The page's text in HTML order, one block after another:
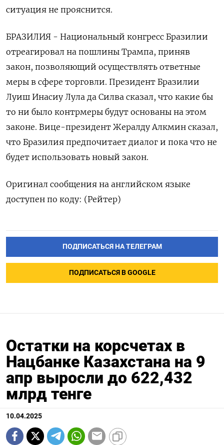
ситуация не прояснится.
БРАЗИЛИЯ - Национальный конгресс Бразилии
отреагировал на пошлины Трампа, приняв
закон, позволяющий осуществлять ответные
меры в сфере торговли. Президент Бразилии
Луиш Инасиу Лула да Силва сказал, что какие бы
то ни было контрмеры будут основаны на этом
законе. Вице-президент Жералду Алкмин сказал,
что Бразилия предпочитает диалог и пока что не
будет использовать новый закон.
Оригинал сообщения на английском языке
доступен по коду: (Рейтер)
ПОДПИСАТЬСЯ НА ТЕЛЕГРАМ
ПОДПИСАТЬСЯ В GOOGLE
Остатки на корсчетах в
Нацбанке Казахстана на 9
апр выросли до 622,432
млрд тенге
10.04.2025